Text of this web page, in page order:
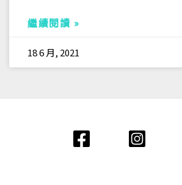
繼續閱讀 »
18 6 月, 2021